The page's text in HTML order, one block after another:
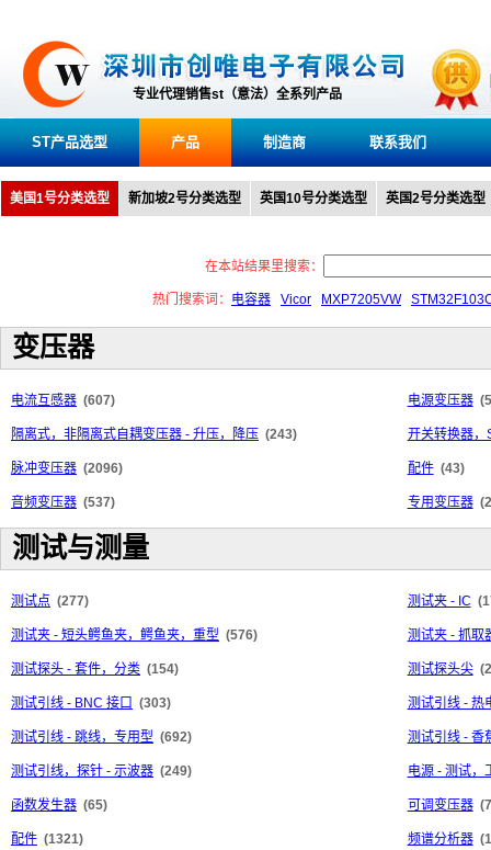
专业代理销售st（意法）全系列产品
ST产品选型 产品 制造商 联系我们
美国1号分类选型 新加坡2号分类选型 英国10号分类选型 英国2号分类选型
在本站结果里搜索：
热门搜索词： 电容器 Vicor MXP7205VW
变压器
电流互感器 (607) 电源变压器
隔离式，非隔离式自耦变压器 - 升压，降压 (243) 开关转换器，
脉冲变压器 (2096) 配件 (43)
音频变压器 (537) 专用变压器
测试与测量
测试点 (277) 测试夹 - IC
测试夹 - 短头鳄鱼夹，鳄鱼夹，重型 (576) 测试夹 - 抓取
测试探头 - 套件，分类 (154) 测试探头尖
测试引线 - BNC 接口 (303) 测试引线 - 热
测试引线 - 跳线，专用型 (692) 测试引线 - 香
测试引线，探针 - 示波器 (249) 电源 - 测试，
函数发生器 (65) 可调变压器
配件 (1321) 频谱分析器